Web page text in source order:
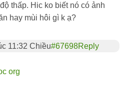
thấp. Hic ko biết nó có ảnh
hay mùi hôi gì k ạ?
11:32 Chiều#67698Reply
org